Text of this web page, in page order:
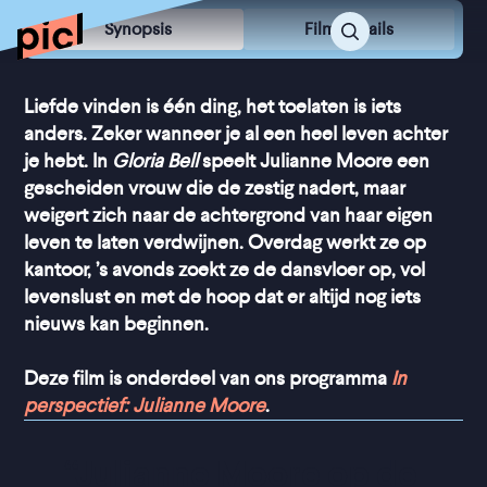
Synopsis Film Details
Liefde vinden is één ding, het toelaten is iets
anders. Zeker wanneer je al een heel leven achter
je hebt. In Gloria Bellspeelt Julianne Moore een
gescheiden vrouw die de zestig nadert, maar
weigert zich naar de achtergrond van haar eigen
leven te laten verdwijnen. Overdag werkt ze op
kantoor, ’s avonds zoekt ze de dansvloer op, vol
levenslust en met de hoop dat er altijd nog iets
nieuws kan beginnen.
Deze film is onderdeel van ons programma In
perspectief: Julianne Moore.